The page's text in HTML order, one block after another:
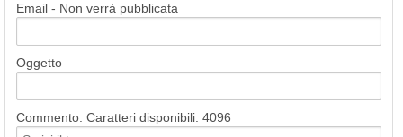
Email - Non verrà pubblicata
Oggetto
Commento. Caratteri disponibili: 4096